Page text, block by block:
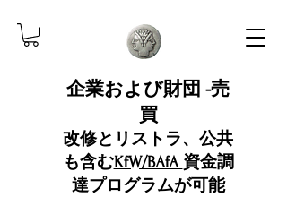
企業および財団 -売
買
改修とリストラ、公共
も含むKfW/BAfA 資金調
達プログラムが可能